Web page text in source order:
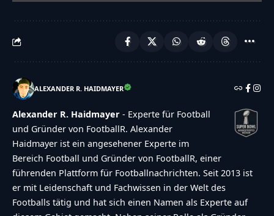
ALEXANDER R. HAIDMAYER
Alexander R. Haidmayer - Experte für Football
und Gründer von FootballR. Alexander
Haidmayer ist ein angesehener Experte im
Bereich Football und Gründer von FootballR, einer
führenden Plattform für Footballnachrichten. Seit 2013 ist
er mit Leidenschaft und Fachwissen in der Welt des
Footballs tätig und hat sich einen Namen als Experte auf